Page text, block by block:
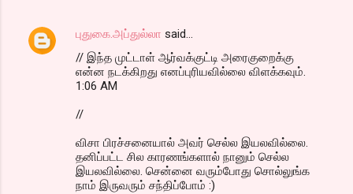
புதுகை.அப்துல்லா said…
// இந்த முட்டாள் ஆர்வக்குட்டி அரைகுறைக்கு
என்ன நடக்கிறது எனப்புரியவில்லை விளக்கவும்.
1:06 AM
//
விசா பிரச்சனையால் அவர் செல்ல இயலவில்லை.
தனிப்பட்ட சில காரணங்களால் நானும் செல்ல
இயலவில்லை. சென்னை வரும்போது சொல்லுங்க
நாம் இருவரும் சந்திப்போம் :)